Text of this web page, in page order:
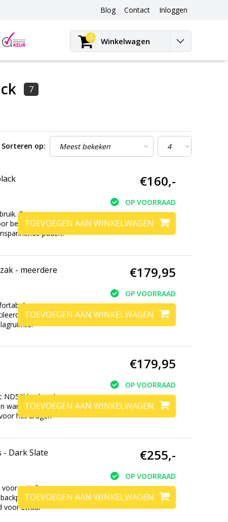
Blog
Blog
Contact Inloggen
0 Winkelwagen
7
Sorteren op:
De
behendigheid en
paden.
€160,-
OP VOORRAAD
TOEVOEGEN AAN WINKELWAGEN
rugzak van
€179,95
OP VOORRAAD
TOEVOEGEN AAN WINKELWAGEN
ND50l backpack
wandelen. Met
het dragen
€179,95
OP VOORRAAD
TOEVOEGEN AAN WINKELWAGEN
- Dark Slate
voor actief
is een
voor zwaar
€255,-
OP VOORRAAD
TOEVOEGEN AAN WINKELWAGEN